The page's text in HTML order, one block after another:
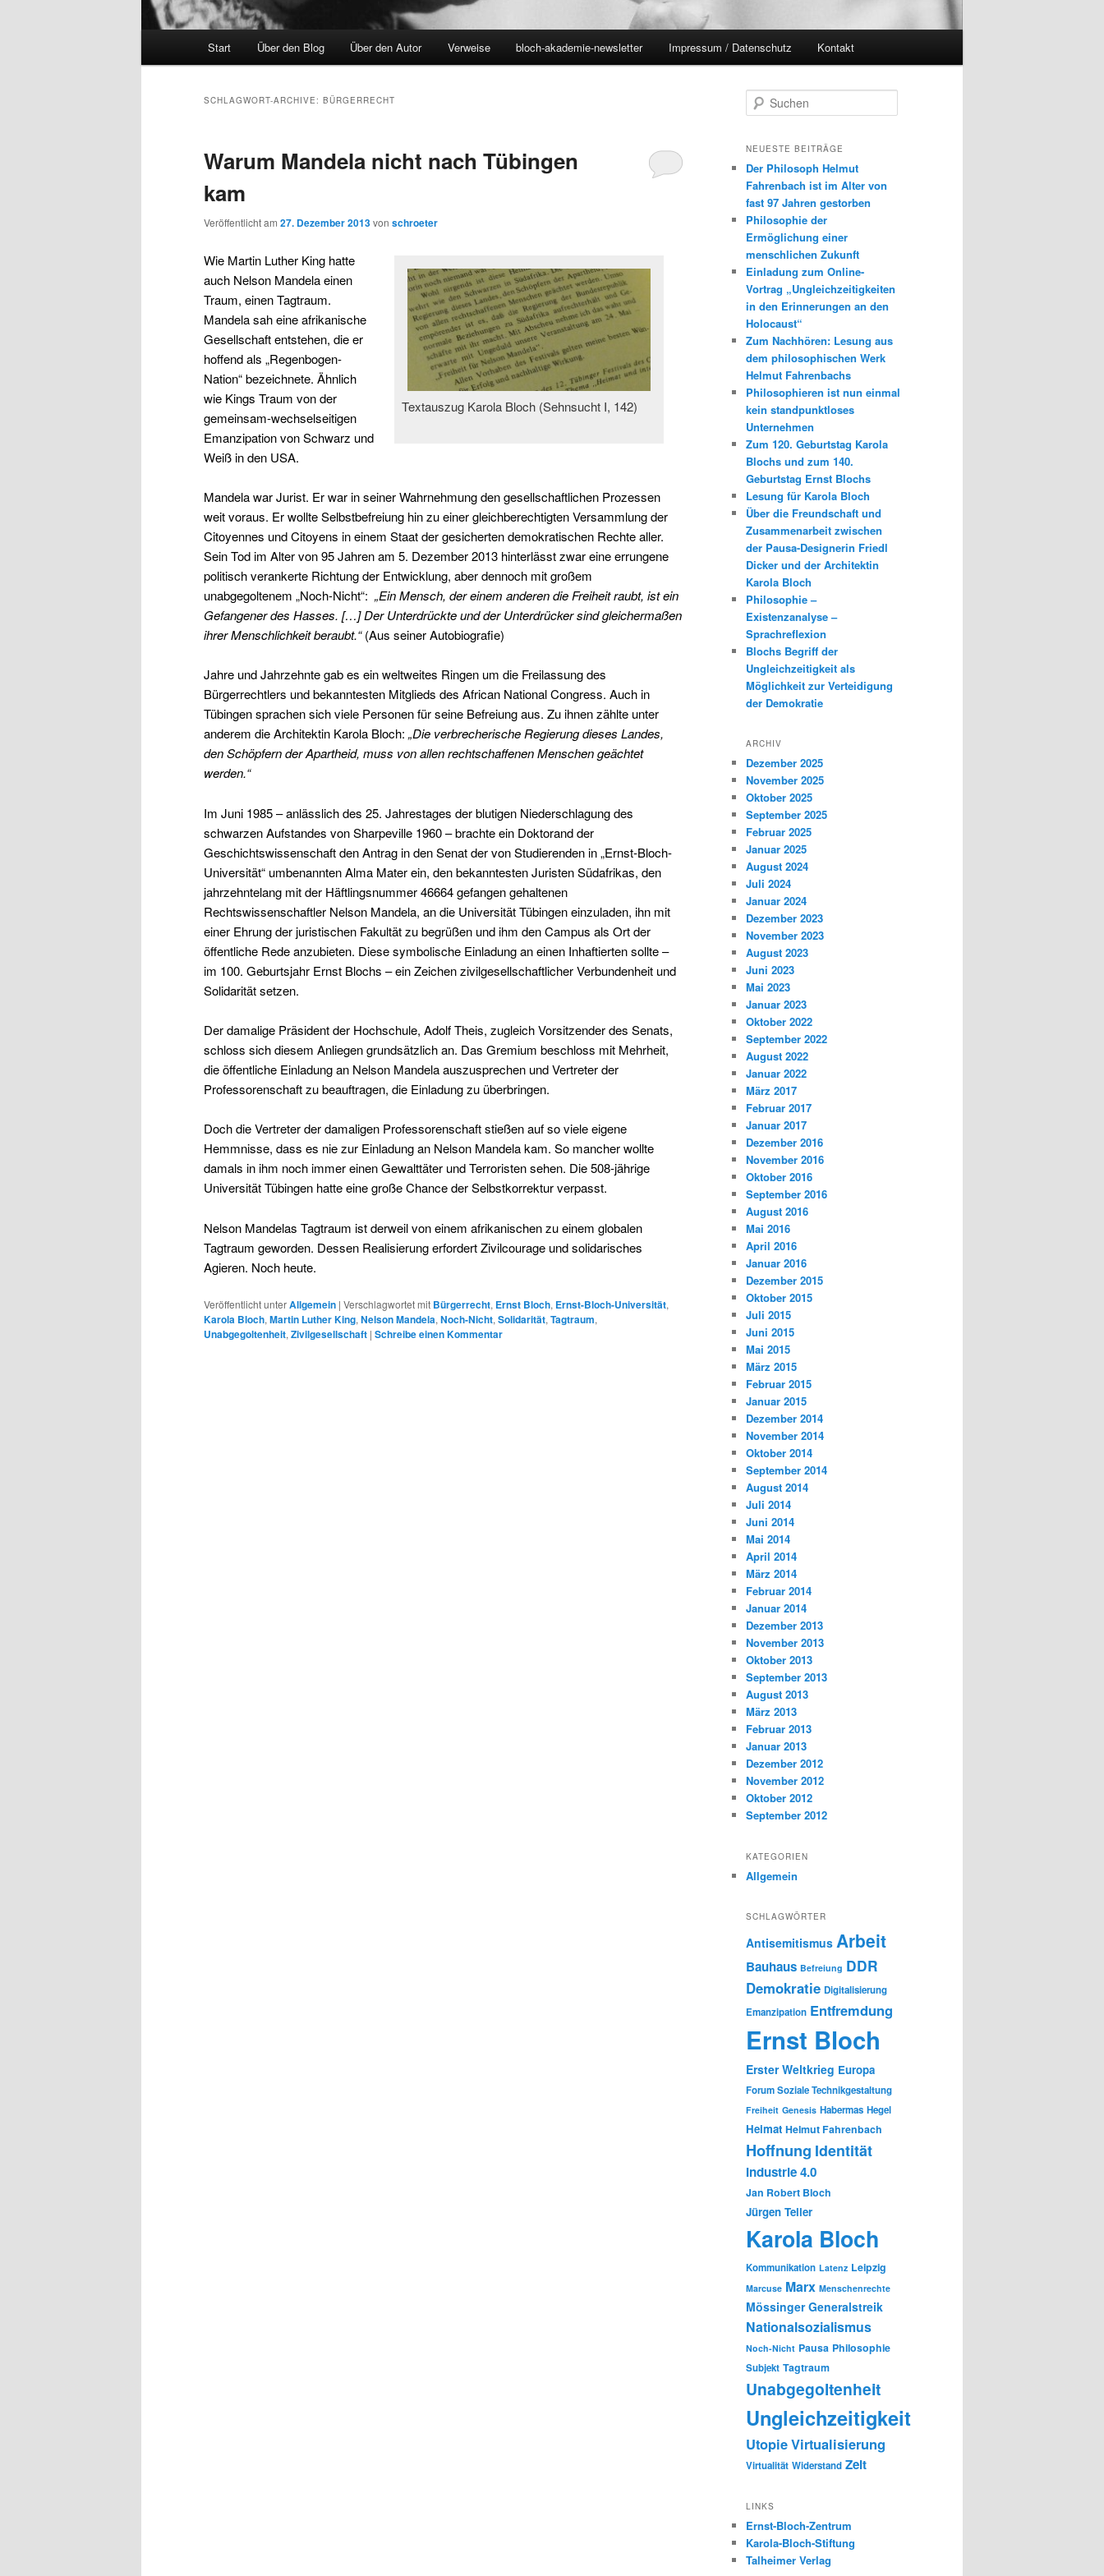
Start Über den Blog Über den Autor Verweise bloch-akademie-newsletter Impressum / Datenschutz Kontakt
SCHLAGWORT-ARCHIVE: BÜRGERRECHT
Warum Mandela nicht nach Tübingen
kam
Veröffentlicht am 27. Dezember 2013von schroeter
Textauszug Karola Bloch (Sehnsucht I, 142)
Wie Martin Luther King hatte
auch Nelson Mandela einen
Traum, einen Tagtraum.
Mandela sah eine afrikanische
Gesellschaft entstehen, die er
hoffend als „Regenbogen-
Nation“ bezeichnete. Ähnlich
wie Kings Traum von der
gemeinsam-wechselseitigen
Emanzipation von Schwarz und
Weiß in den USA.
Mandela war Jurist. Er war in seiner Wahrnehmung den gesellschaftlichen Prozessen
weit voraus. Er wollte Selbstbefreiung hin zu einer gleichberechtigten Versammlung der
Citoyennes und Citoyens in einem Staat der gesicherten demokratischen Rechte aller.
Sein Tod im Alter von 95 Jahren am 5. Dezember 2013 hinterlässt zwar eine errungene
politisch verankerte Richtung der Entwicklung, aber dennoch mit großem
unabgegoltenem „Noch-Nicht“: „Ein Mensch, der einem anderen die Freiheit raubt, ist ein
Gefangener des Hasses. […] Der Unterdrückte und der Unterdrücker sind gleichermaßen
ihrer Menschlichkeit beraubt.“(Aus seiner Autobiografie)
Jahre und Jahrzehnte gab es ein weltweites Ringen um die Freilassung des
Bürgerrechtlers und bekanntesten Mitglieds des African National Congress. Auch in
Tübingen sprachen sich viele Personen für seine Befreiung aus. Zu ihnen zählte unter
anderem die Architektin Karola Bloch: „Die verbrecherische Regierung dieses Landes,
den Schöpfern der Apartheid, muss von allen rechtschaffenen Menschen geächtet
werden.“
Im Juni 1985 – anlässlich des 25. Jahrestages der blutigen Niederschlagung des
schwarzen Aufstandes von Sharpeville 1960 – brachte ein Doktorand der
Geschichtswissenschaft den Antrag in den Senat der von Studierenden in „Ernst-Bloch-
Universität“ umbenannten Alma Mater ein, den bekanntesten Juristen Südafrikas, den
jahrzehntelang mit der Häftlingsnummer 46664 gefangen gehaltenen
Rechtswissenschaftler Nelson Mandela, an die Universität Tübingen einzuladen, ihn mit
einer Ehrung der juristischen Fakultät zu begrüßen und ihm den Campus als Ort der
öffentliche Rede anzubieten. Diese symbolische Einladung an einen Inhaftierten sollte –
im 100. Geburtsjahr Ernst Blochs – ein Zeichen zivilgesellschaftlicher Verbundenheit und
Solidarität setzen.
Der damalige Präsident der Hochschule, Adolf Theis, zugleich Vorsitzender des Senats,
schloss sich diesem Anliegen grundsätzlich an. Das Gremium beschloss mit Mehrheit,
die öffentliche Einladung an Nelson Mandela auszusprechen und Vertreter der
Professorenschaft zu beauftragen, die Einladung zu überbringen.
Doch die Vertreter der damaligen Professorenschaft stießen auf so viele eigene
Hemmnisse, dass es nie zur Einladung an Nelson Mandela kam. So mancher wollte
damals in ihm noch immer einen Gewalttäter und Terroristen sehen. Die 508-jährige
Universität Tübingen hatte eine große Chance der Selbstkorrektur verpasst.
Nelson Mandelas Tagtraum ist derweil von einem afrikanischen zu einem globalen
Tagtraum geworden. Dessen Realisierung erfordert Zivilcourage und solidarisches
Agieren. Noch heute.
Veröffentlicht unterAllgemein | Verschlagwortet mit Bürgerrecht, Ernst Bloch, Ernst-Bloch-Universität,
Karola Bloch, Martin Luther King, Nelson Mandela, Noch-Nicht, Solidarität, Tagtraum,
Unabgegoltenheit, Zivilgesellschaft | Schreibe einen Kommentar
u
h
n
NEUESTE BEITRÄGE
Der Philosoph Helmut
Fahrenbach ist im Alter von
fast 97 Jahren gestorben
Philosophie der
Ermöglichung einer
menschlichen Zukunft
Einladung zum Online-
Vortrag „Ungleichzeitigkeiten
in den Erinnerungen an den
Holocaust“
Zum Nachhören: Lesung aus
dem philosophischen Werk
Helmut Fahrenbachs
Philosophieren ist nun einmal
kein standpunktloses
Unternehmen
Zum 120. Geburtstag Karola
Blochs und zum 140.
Geburtstag Ernst Blochs
Lesung für Karola Bloch
Über die Freundschaft und
Zusammenarbeit zwischen
der Pausa-Designerin Friedl
Dicker und der Architektin
Karola Bloch
Philosophie –
Existenzanalyse –
Sprachreflexion
Blochs Begriff der
Ungleichzeitigkeit als
Möglichkeit zur Verteidigung
der Demokratie
ARCHIV
Dezember 2025
November 2025
Oktober 2025
September 2025
Februar 2025
Januar 2025
August 2024
Juli 2024
Januar 2024
Dezember 2023
November 2023
August 2023
Juni 2023
Mai 2023
Januar 2023
Oktober 2022
September 2022
August 2022
Januar 2022
März 2017
Februar 2017
Januar 2017
Dezember 2016
November 2016
Oktober 2016
September 2016
August 2016
Mai 2016
April 2016
Januar 2016
Dezember 2015
Oktober 2015
Juli 2015
Juni 2015
Mai 2015
März 2015
Februar 2015
Januar 2015
Dezember 2014
November 2014
Oktober 2014
September 2014
August 2014
Juli 2014
Juni 2014
Mai 2014
April 2014
März 2014
Februar 2014
Januar 2014
Dezember 2013
November 2013
Oktober 2013
September 2013
August 2013
März 2013
Februar 2013
Januar 2013
Dezember 2012
November 2012
Oktober 2012
September 2012
KATEGORIEN
Allgemein
SCHLAGWÖRTER
Antisemitismus Arbeit
Bauhaus Befreiung DDR
Demokratie Digitalisierung
Emanzipation Entfremdung
Ernst Bloch
Erster Weltkrieg Europa
Forum Soziale Technikgestaltung
Freiheit Genesis Habermas Hegel
Heimat Helmut Fahrenbach
Hoffnung Identität
Industrie 4.0
Jan Robert Bloch
Jürgen Teller
Karola Bloch
Kommunikation Latenz Leipzig
Marcuse Marx Menschenrechte
Mössinger Generalstreik
Nationalsozialismus
Noch-Nicht Pausa Philosophie
Subjekt Tagtraum
Unabgegoltenheit
Ungleichzeitigkeit
UtopieVirtualisierung
Virtualität Widerstand Zeit
LINKS
Ernst-Bloch-Zentrum
Karola-Bloch-Stiftung
Talheimer Verlag